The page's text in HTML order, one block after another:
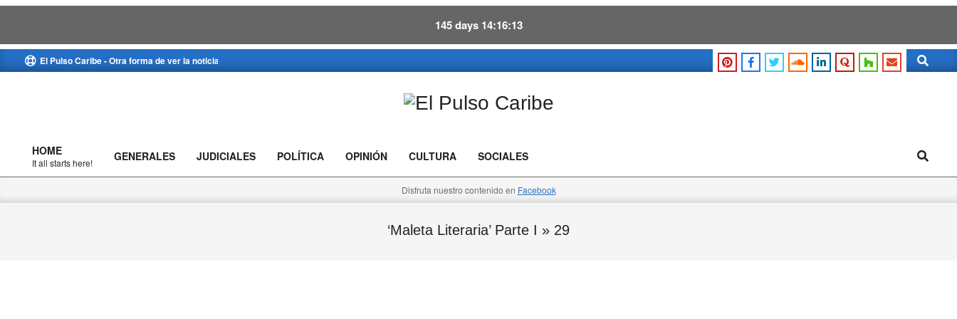
145 days 14 16 13
to
El Pulso Caribe - Otra forma de ver la noticia Search
Caribe
Primary
Navigation
HOME
It all starts here! GENERALES JUDICIALES POLÍTICA OPINIÓN CULTURA SOCIALES Search
Disfruta nuestro contenido en Facebook
‘Maleta Literaria’ Parte I » 29